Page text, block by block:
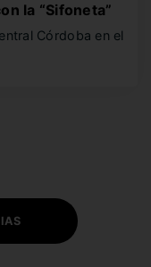
la “Sifoneta”
Córdoba en el